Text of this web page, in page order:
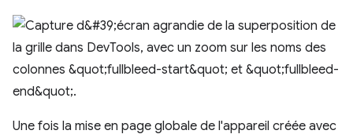
Une fois la mise en page globale de l'appareil créée avec